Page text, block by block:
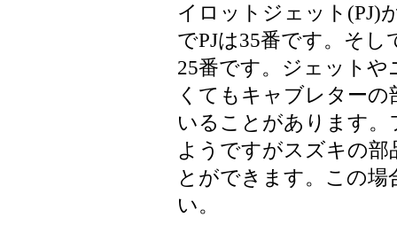
イロットジェット(PJ)
でPJは35番です。そし
25番です。ジェット
くてもキャブレター
いることがあります
ようですがスズキの部
とができます。この場
い。